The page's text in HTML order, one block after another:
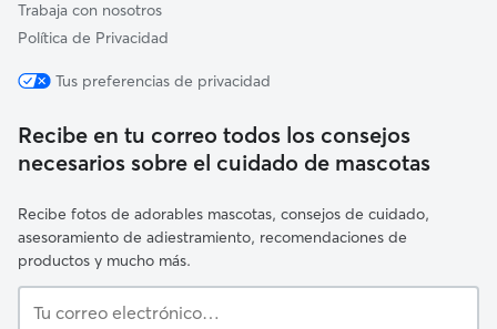
Trabaja con nosotros
Política de Privacidad
Tus preferencias de privacidad
Recibe en tu correo todos los consejos
necesarios sobre el cuidado de mascotas
Recibe fotos de adorables mascotas, consejos de cuidado,
asesoramiento de adiestramiento, recomendaciones de
productos y mucho más.
correo